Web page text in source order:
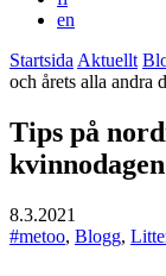
en
Startsida Aktuellt
och årets alla andra
Tips på
8.3.2021
#metoo, Blogg,